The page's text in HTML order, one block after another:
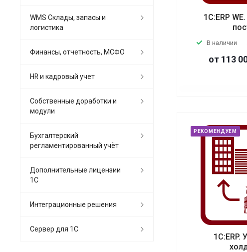
1С:ERP
В наличии
от 113
РЕКОМЕНДУЕМ
1С:ERP.
WMS Склады, запасы и
логистика
Финансы, отчетность, МСФО
HR и кадровый учет
Собственные доработки и
модули
Бухгалтерский
регламентированный учёт
Дополнительные лицензии
1С
Интеграционные решения
Сервер для 1С